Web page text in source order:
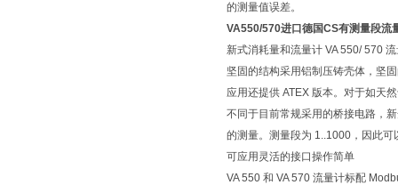
的测量值误差。
VA550/570进口德国CS有测量段流
新式消耗量和流量计 VA 550/ 570
坚固的结构采用铝制压铸壳体，坚
应用还提供 ATEX 版本。对于如天
不同于目前常规采用的桥接电路，
的测量。测量段为 1..1000，因此
可应用灵活的接口操作简单
VA 550 和 VA 570 流量计标配